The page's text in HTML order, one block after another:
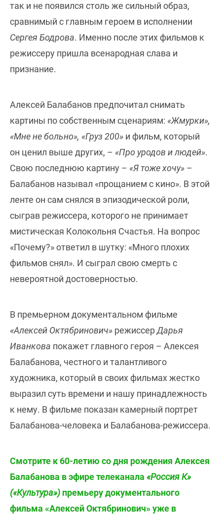
так и не появился столь же сильный образ,
сравнимый с главным героем в исполнении
Сергея Бодрова. Именно после этих фильмов к
режиссеру пришла всенародная слава и
признание.
Алексей Балабанов предпочитал снимать
картины по собственным сценариям: «Жмурки»,
«Мне не больно», «Груз 200» и фильм, который
он ценил выше других, – «Про уродов и людей».
Свою последнюю картину – «Я тоже хочу» –
Балабанов называл «прощанием с кино». В этой
ленте он сам снялся в эпизодической роли,
сыграв режиссера, которого не принимает
мистическая Колокольня Счастья. На вопрос
«Почему?» ответил в шутку: «Много плохих
фильмов снял». И сыграл свою смерть с
невероятной достоверностью.
В премьерном документальном фильме
«Алексей Октябринович» режиссерДарья
Иванкова покажет главного героя – Алексея
Балабанова, честного и талантливого
художника, который в своих фильмах жестко
выразил суть времени и нашу принадлежность
к нему. В фильме показан камерный портрет
Балабанова-человека и Балабанова-режиссера.
Смотрите к 60-летию со дня рождения Алексея
Балабанова в эфире телеканала «Россия К»
(«Культура») премьеру документального
фильма «Алексей Октябринович» уже в